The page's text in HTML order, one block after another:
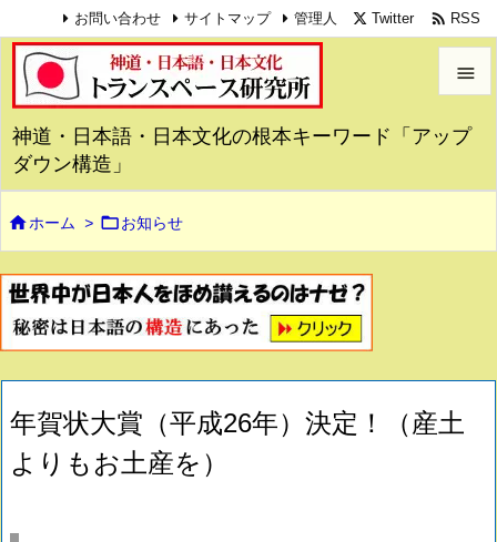
神道・日本語・日本文化の根本キーワード「アップ
ダウン構造」


メニュ
お問い合わせ サイトマップ 管理人 Twitter  RSS
ホーム > お知らせ
年賀状大賞（平成26年）決定！（産土
よりもお土産を）